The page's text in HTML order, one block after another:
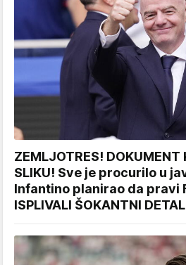
ZEMLJOTRES! DOKUMENT
SLIKU! Sve je procurilo u
Infantino planirao da pravi
ISPLIVALI ŠOKANTNI